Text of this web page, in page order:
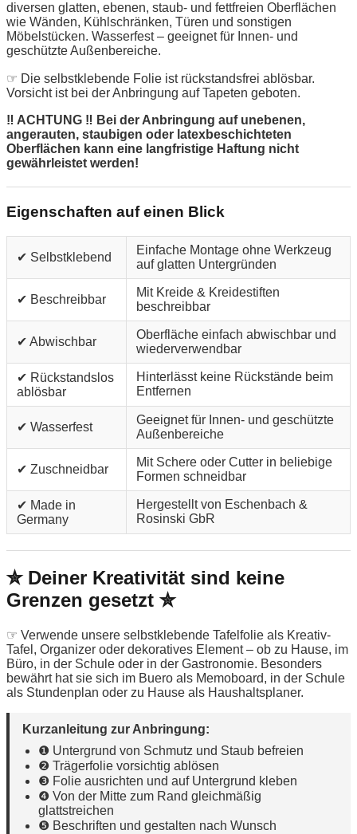
diversen glatten, ebenen, staub- und fettfreien Oberflächen
wie Wänden, Kühlschränken, Türen und sonstigen
Möbelstücken. Wasserfest – geeignet für Innen- und
geschützte Außenbereiche.
☞ Die selbstklebende Folie ist rückstandsfrei ablösbar.
Vorsicht ist bei der Anbringung auf Tapeten geboten.
‼ ACHTUNG ‼ Bei der Anbringung auf unebenen,
angerauten, staubigen oder latexbeschichteten
Oberflächen kann eine langfristige Haftung nicht
gewährleistet werden!
Eigenschaften auf einen Blick
✔ Selbstklebend
Einfache Montage ohne Werkzeug
auf glatten Untergründen
✔ Beschreibbar
Mit Kreide & Kreidestiften
beschreibbar
✔ Abwischbar
Oberfläche einfach abwischbar und
wiederverwendbar
✔ Rückstandslos
ablösbar
Hinterlässt keine Rückstände beim
Entfernen
✔ Wasserfest
Geeignet für Innen- und geschützte
Außenbereiche
✔ Zuschneidbar
Mit Schere oder Cutter in beliebige
Formen schneidbar
✔ Made in
Germany
Hergestellt von Eschenbach &
Rosinski GbR
✮ Deiner Kreativität sind keine
Grenzen gesetzt ✮
☞ Verwende unsere selbstklebende Tafelfolie als Kreativ-
Tafel, Organizer oder dekoratives Element – ob zu Hause, im
Büro, in der Schule oder in der Gastronomie. Besonders
bewährt hat sie sich im Buero als Memoboard, in der Schule
als Stundenplan oder zu Hause als Haushaltsplaner.
Kurzanleitung zur Anbringung:
❶ Untergrund von Schmutz und Staub befreien
❷ Trägerfolie vorsichtig ablösen
❸ Folie ausrichten und auf Untergrund kleben
❹ Von der Mitte zum Rand gleichmäßig
glattstreichen
❺ Beschriften und gestalten nach Wunsch